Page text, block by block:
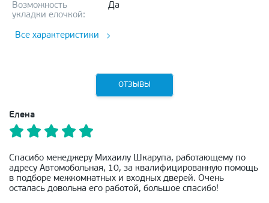
Возможность
укладки елочкой:
Да
Все характеристики
ОТЗЫВЫ
Елена
Спасибо менеджеру Михаилу Шкарупа, работающему по
адресу Автомобольная, 10, за квалифицированную помощь
в подборе межкомнатных и входных дверей. Очень
осталась довольна его работой, большое спасибо!